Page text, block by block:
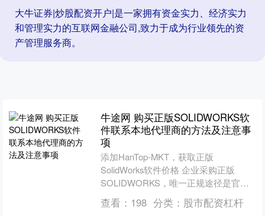
大牛证券|炒股配资开户|是一家拥有资金实力、经济实力
和管理实力的互联网金融公司,致力于成为行业领先的资
产管理服务商。
牛途网 购买正版SOLIDWORKS软
件联系本地代理商的方法及注意事
项
添加HanTop-MKT，获取正版
SolidWorks软件价格 企业采购正版
SOLIDWORKS，唯一正规途径是官方
授权本地代理商，避开盗版、售后无门
与法律风....
查看： 198 分类： 股市配资杠杆